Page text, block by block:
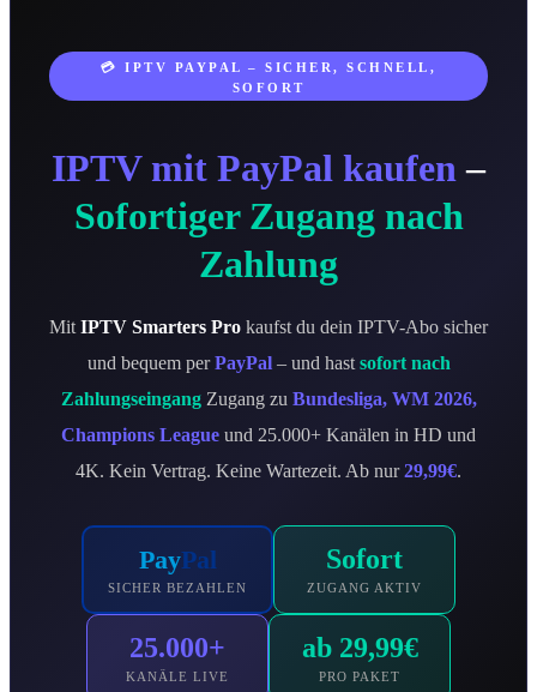
💳 IPTV PAYPAL – SICHER, SCHNELL,
SOFORT
IPTV mit PayPal kaufen–
Sofortiger Zugang nach
Zahlung
Mit IPTV Smarters Pro kaufst du dein IPTV-Abo sicher
und bequem perPayPal– und hast sofort nach
ZahlungseingangZugang zu Bundesliga, WM 2026,
Champions League und 25.000+ Kanälen in HD und
4K. Kein Vertrag. Keine Wartezeit. Ab nur29,99€.
PayPal
SICHER BEZAHLEN
Sofort
ZUGANG AKTIV
25.000+
KANÄLE LIVE
ab 29,99€
PRO PAKET